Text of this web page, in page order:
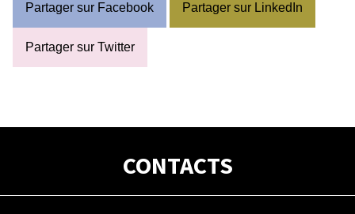
Partager sur Facebook Partager sur LinkedIn
Partager sur Twitter
CONTACTS